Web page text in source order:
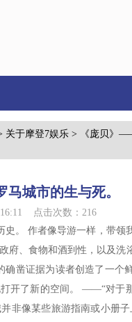
关于摩登7娱乐 > 《庞贝》
城市的生与死。
16:11 点击次数：216
史。 作者像导游一样，带领
、食物和酒到性，以及洗
凿证据为读者创造了一个
开了新的空间。 ——“对于
非像某些旅游指南或小册